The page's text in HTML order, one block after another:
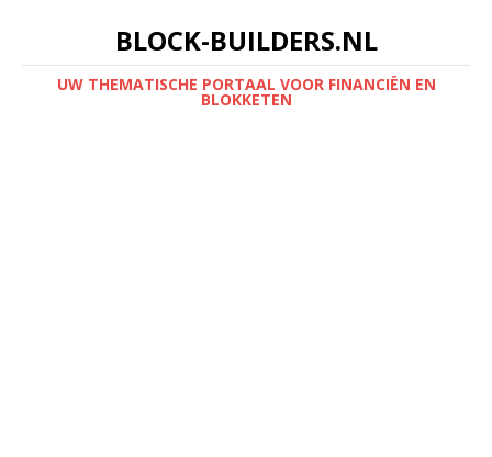
BLOCK-BUILDERS.NL
UW THEMATISCHE PORTAAL VOOR FINANCIËN EN
BLOKKETEN